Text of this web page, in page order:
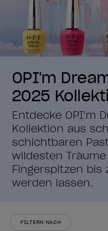
OPI'm
2025
Entdecke OPI'm
Kollektion aus
schichtbaren
wildesten
Fingerspitzen bis
werden lassen.
FILTERN NACH